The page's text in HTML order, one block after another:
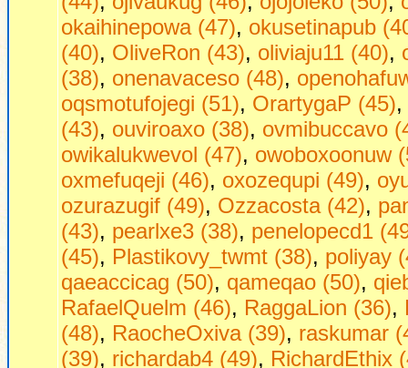
okaihinepowa (47), okusetinapub
(40), OliveRon (43), oliviaju11 (40),
(38), onenavaceso (48),
oqsmotufojegi (51), OrartygaP (45),
(43), ouviroaxo (38), ovmibuccavo
owikalukwevol (47), owoboxoonuw
oxmefuqeji (46), oxozequpi (49),
ozurazugif (49), Ozzacosta (42),
(43), pearlxe3 (38), penelopecd1
(45), Plastikovy_twmt (38), poliyay
qaeaccicag (50), qameqao (50),
RafaelQuelm (46), RaggaLion (36),
(48), RaocheOxiva (39), raskumar
(39), richardab4 (49), RichardEthix